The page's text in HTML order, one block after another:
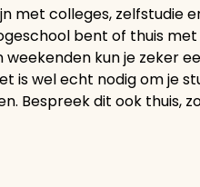
met colleges, zelfstudie
bent of thuis met
kun je zeker
is wel echt nodig om je
Bespreek dit ook thuis,